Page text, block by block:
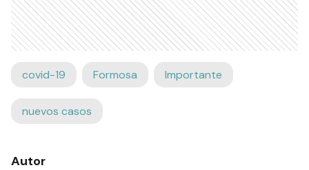
covid-19 Formosa Importante
nuevos casos
Autor